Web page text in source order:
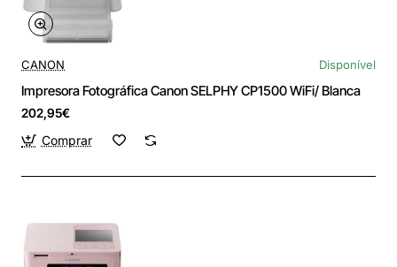
CANON Disponível
Impresora Fotográfica Canon SELPHY CP1500 WiFi/ Blanca
202,95€
Comprar